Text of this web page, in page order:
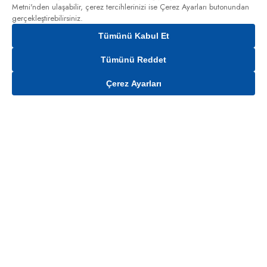
Gelince Haber Ver
Metni'nden ulaşabilir, çerez tercihlerinizi ise Çerez Ayarları butonundan
gerçekleştirebilirsiniz.
Tümünü Kabul Et
Tümünü Reddet
Çerez Ayarları